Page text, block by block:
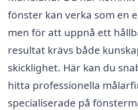
fönster kan verka som en
men för att uppnå ett
resultat krävs både
skicklighet. Här kan du
hitta professionella
specialiserade på